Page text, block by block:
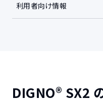
利用者向け情報
DIGNO® SX2